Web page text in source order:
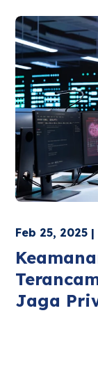
Feb 25, 2025
Jaga